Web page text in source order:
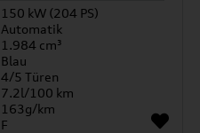
150 kW (204 PS)
Automatik
1.984 cm³
Blau
4/5 Türen
7.2l/100 km
163g/km
F